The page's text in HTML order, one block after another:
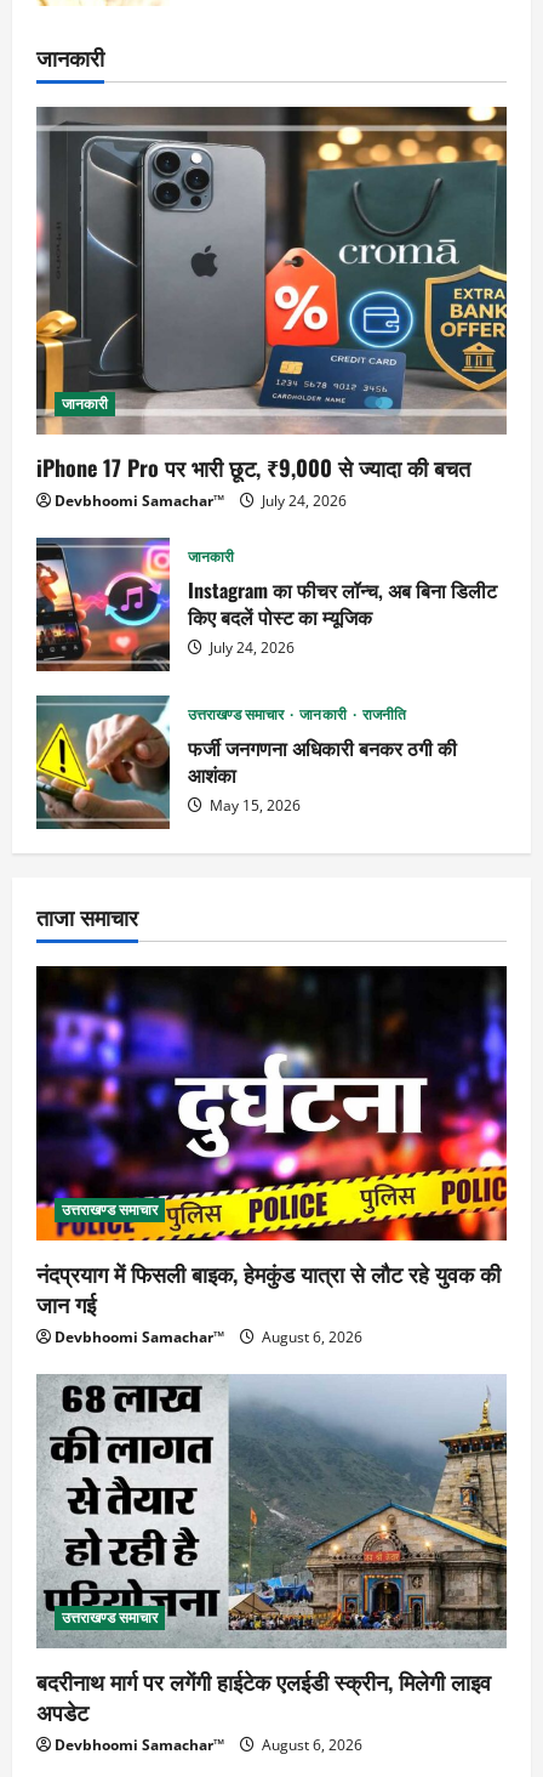
जानकारी
जानकारी
iPhone 17 Pro पर भारी छूट, ₹9,000 से ज्यादा की बचत
Devbhoomi Samachar™ July 24, 2026
जानकारी
Instagram का फीचर लॉन्च, अब बिना डिलीट
किए बदलें पोस्ट का म्यूजिक
July 24, 2026
उत्तराखण्ड समाचार जानकारी राजनीति
फर्जी जनगणना अधिकारी बनकर ठगी की
आशंका
May 15, 2026
ताजा समाचार
उत्तराखण्ड समाचार
नंदप्रयाग में फिसली बाइक, हेमकुंड यात्रा से लौट रहे युवक की
जान गई
Devbhoomi Samachar™ August 6, 2026
उत्तराखण्ड समाचार
बदरीनाथ मार्ग पर लगेंगी हाईटेक एलईडी स्क्रीन, मिलेगी लाइव
अपडेट
Devbhoomi Samachar™ August 6, 2026